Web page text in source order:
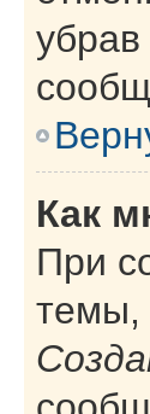
Как
При
темы,